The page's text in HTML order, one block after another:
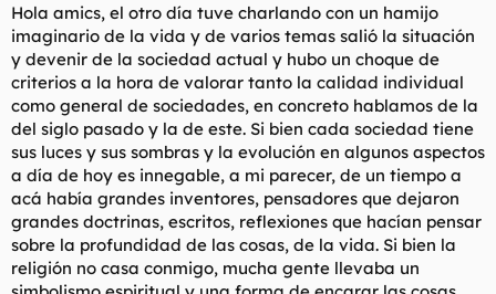
d
e
l
t
e
m
a
i
c
o
Hola amics, el otro día tuve charlando con un hamijo
imaginario de la vida y de varios temas salió la situación
y devenir de la sociedad actual y hubo un choque de
criterios a la hora de valorar tanto la calidad individual
como general de sociedades, en concreto hablamos de la
del siglo pasado y la de este. Si bien cada sociedad tiene
sus luces y sus sombras y la evolución en algunos aspectos
a día de hoy es innegable, a mi parecer, de un tiempo a
acá había grandes inventores, pensadores que dejaron
grandes doctrinas, escritos, reflexiones que hacían pensar
sobre la profundidad de las cosas, de la vida. Si bien la
religión no casa conmigo, mucha gente llevaba un